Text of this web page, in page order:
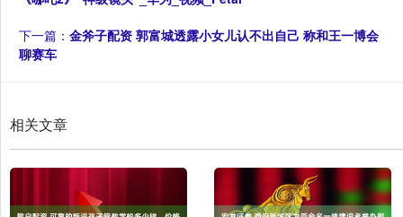
下一篇： 金斧子配资 郭富城透露小女儿认不出自己 称和王一博会
聊赛车
相关文章